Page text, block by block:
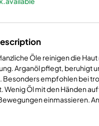
Öle reinigen die
Arganöl pflegt, beruhigt
Besonders empfohlen bei
Wenig Öl mit den Händen
einmassieren.